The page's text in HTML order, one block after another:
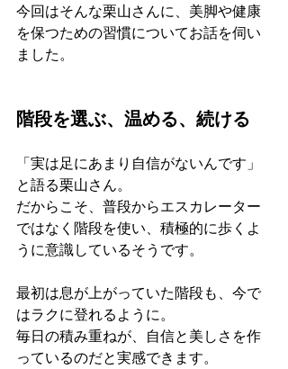
今回はそんな栗山さんに、美脚や健康
を保つための習慣についてお話を伺い
ました。
階段を選ぶ、温める、続ける
「実は足にあまり自信がないんです」
と語る栗山さん。
だからこそ、普段からエスカレーター
ではなく階段を使い、積極的に歩くよ
うに意識しているそうです。
最初は息が上がっていた階段も、今で
はラクに登れるように。
毎日の積み重ねが、自信と美しさを作
っているのだと実感できます。